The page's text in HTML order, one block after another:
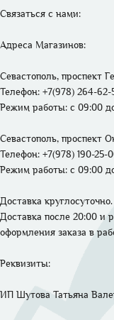
Связаться с нами:
Адреса Магазинов:
Севастополь, проспект
Телефон: +7(978) 264-62-
Режим работы: с 09:00
Севастополь, проспект
Телефон: +7(978) 190-25-
Режим работы: с 09:00
Доставка круглосуточно.
Доставка после 20:00 и
оформления заказа в
Реквизиты:
ИП Шутова Татьяна